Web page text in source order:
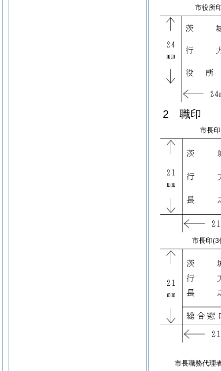
市役所
2 職印
市長印
市長印(3
市長職務代理